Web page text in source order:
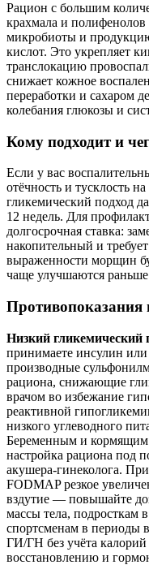
Рацион с большим
крахмала и полифенолов
микробиоты и
кислот. Это укрепляет
транслокацию
снижает кожное
переработки и сахаром
колебания глюкозы и
Кому подходит и
Если у вас
отёчность и тусклость
гликемический подход
12 недель. Для
долгосрочная ставка:
накопительный и
выраженности морщин
чаще улучшаются
Противопоказания
Низкий гликемический
принимаете инсулин или
производные
рациона, снижающие
врачом во избежание
реактивной
низкого углеводного
Беременным и кормящим
настройка рациона под
акушера‑гинеколога.
FODMAP резкое
вздутие — повышайте
массы тела, подросткам
спортсменам в периоды
ГИ/ГН без учёта
восстановлению и